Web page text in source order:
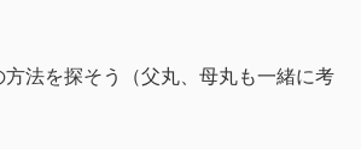
法を探そう（父丸、母丸も一緒に考